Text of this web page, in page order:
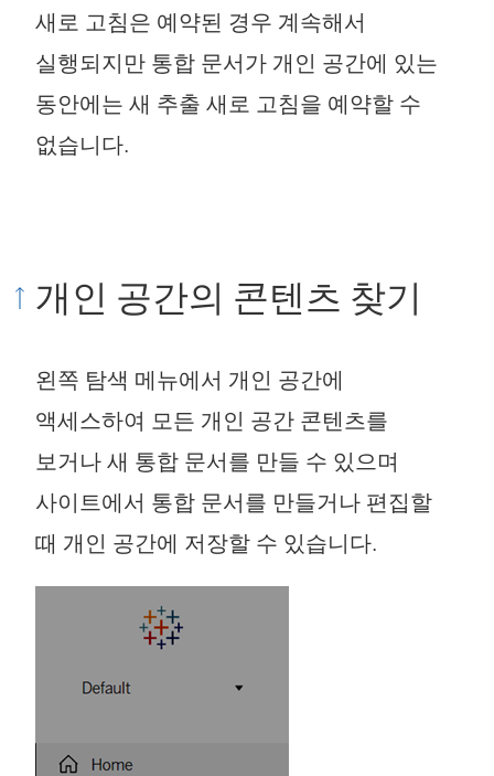
새로 고침은 예약된 경우 계속해서
실행되지만 통합 문서가 개인 공간에 있는
동안에는 새 추출 새로 고침을 예약할 수
없습니다.
개인 공간의 콘텐츠 찾기
왼쪽 탐색 메뉴에서 개인 공간에
액세스하여 모든 개인 공간 콘텐츠를
보거나 새 통합 문서를 만들 수 있으며
사이트에서 통합 문서를 만들거나 편집할
때 개인 공간에 저장할 수 있습니다.